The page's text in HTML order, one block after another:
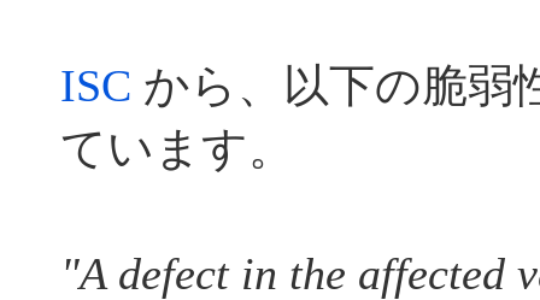
ISC から、以下の脆弱
ています。
"A defect in the affected